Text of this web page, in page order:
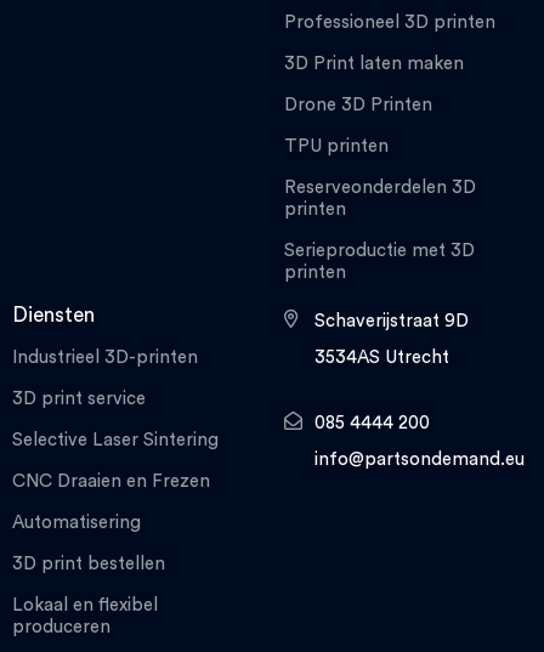
Professioneel 3D printen
3D Print laten maken
Drone 3D Printen
TPU printen
Reserveonderdelen 3D
printen
Serieproductie met 3D
printen
Diensten
Industrieel 3D-printen
3D print service
Selective Laser Sintering
CNC Draaien en Frezen
Automatisering
3D print bestellen
Lokaal en flexibel
produceren
Schaverijstraat 9D
3534AS Utrecht
085 4444 200
info@partsondemand.eu